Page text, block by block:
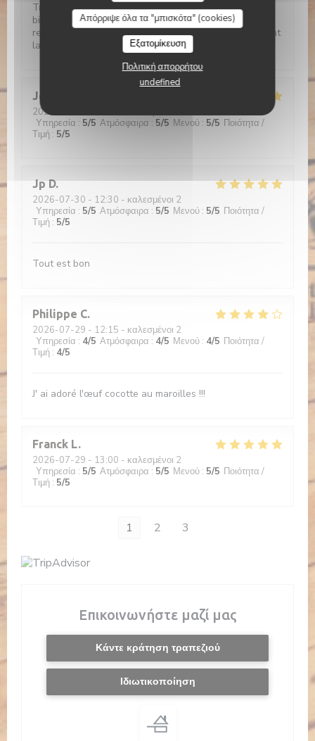
Απόρριψε όλα τα "μπισκότα" (cookies)
Εξατομίκευση
Πολιτική απορρήτου
undefined
Très bon moment, avec un accueil irréprochable et
bienveillant Croquettes de crevettes délicieuses, je
recommande Le café gourmand un régal Bref Vivement
la prochaine!
Jerome
2026-07-30
Υπηρεσία : 5/5 Ατμόσφαιρα : 5/5 Μενού : 5/5 Ποιότητα /
Τιμή : 5/5
Jp D
2026-07-30 - 12:30 - καλεσμένοι 2
Υπηρεσία : 5/5 Ατμόσφαιρα : 5/5 Μενού : 5/5 Ποιότητα /
Τιμή : 5/5
Tout est bon
Philippe C
2026-07-29 - 12:15 - καλεσμένοι 2
Υπηρεσία : 4/5 Ατμόσφαιρα : 4/5 Μενού : 4/5 Ποιότητα /
Τιμή : 4/5
J' ai adoré l'œuf cocotte au maroilles !!!
Franck L
2026-07-29 - 13:00 - καλεσμένοι 2
Υπηρεσία : 5/5 Ατμόσφαιρα : 5/5 Μενού : 5/5 Ποιότητα /
Τιμή : 5/5
1 2 3
Επικοινωνήστε μαζί μας
Κάντε κράτηση τραπεζιού
Ιδιωτικοποίηση